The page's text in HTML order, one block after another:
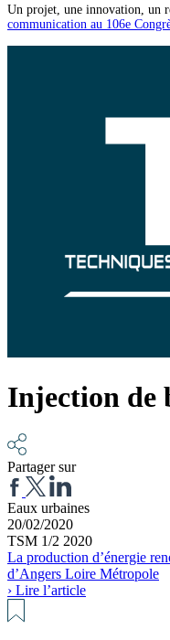
Un projet, une innovation, un
communication au 106e
Injection de
Partager sur
Eaux urbaines
20/02/2020
TSM 1/2 2020
La production d’énergie
d’Angers Loire Métropole
› Lire l’article